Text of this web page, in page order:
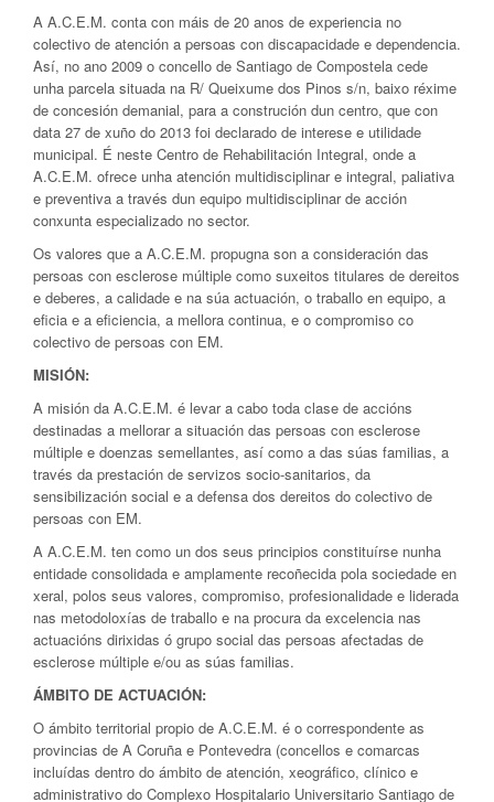
A A.C.E.M. conta con máis de 20 anos de experiencia no
colectivo de atención a persoas con discapacidade e dependencia.
Así, no ano 2009 o concello de Santiago de Compostela cede
unha parcela situada na R/ Queixume dos Pinos s/n, baixo réxime
de concesión demanial, para a construción dun centro, que con
data 27 de xuño do 2013 foi declarado de interese e utilidade
municipal. É neste Centro de Rehabilitación Integral, onde a
A.C.E.M. ofrece unha atención multidisciplinar e integral, paliativa
e preventiva a través dun equipo multidisciplinar de acción
conxunta especializado no sector.
Os valores que a A.C.E.M. propugna son a consideración das
persoas con esclerose múltiple como suxeitos titulares de dereitos
e deberes, a calidade e na súa actuación, o traballo en equipo, a
eficia e a eficiencia, a mellora continua, e o compromiso co
colectivo de persoas con EM.
MISIÓN:
A misión da A.C.E.M. é levar a cabo toda clase de accións
destinadas a mellorar a situación das persoas con esclerose
múltiple e doenzas semellantes, así como a das súas familias, a
través da prestación de servizos socio-sanitarios, da
sensibilización social e a defensa dos dereitos do colectivo de
persoas con EM.
A A.C.E.M. ten como un dos seus principios constituírse nunha
entidade consolidada e amplamente recoñecida pola sociedade en
xeral, polos seus valores, compromiso, profesionalidade e liderada
nas metodoloxías de traballo e na procura da excelencia nas
actuacións dirixidas ó grupo social das persoas afectadas de
esclerose múltiple e/ou as súas familias.
ÁMBITO DE ACTUACIÓN:
O ámbito territorial propio de A.C.E.M. é o correspondente as
provincias de A Coruña e Pontevedra (concellos e comarcas
incluídas dentro do ámbito de atención, xeográfico, clínico e
administrativo do Complexo Hospitalario Universitario Santiago de